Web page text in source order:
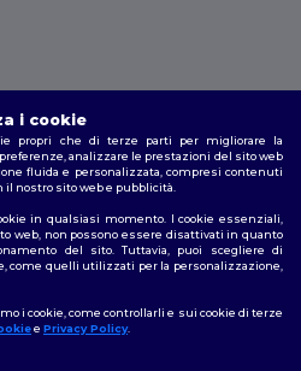
riservati
personalizzazione|Informativa sulla
Map
i cookie
propri che di terze parti per migliorare la
analizzare le prestazioni del sito web
fluida e personalizzata, compresi contenuti
nostro sito web e pubblicità.
in qualsiasi momento. I cookie essenziali,
web, non possono essere disattivati in quanto
del sito. Tuttavia, puoi scegliere di
come quelli utilizzati per la personalizzazione,
i cookie, come controllarli e sui cookie di terze
e Privacy Policy.